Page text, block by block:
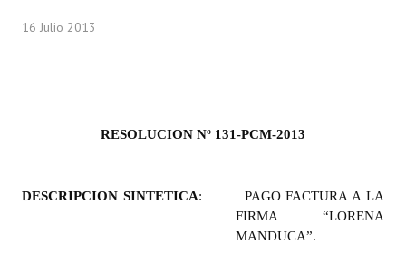
Comisiones Especiales
LEGISLACIÓN
16 Julio 2013
RESOLUCION Nº 131-PCM-2013
DESCRIPCION SINTETICA:
PAGO FACTURA A LA
FIRMA “LORENA
MANDUCA”.